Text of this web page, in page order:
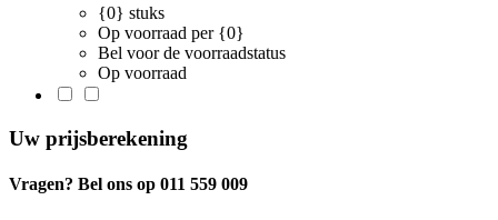
{0} stuks
Op voorraad per {0}
Bel voor de voorraadstatus
Op voorraad
Uw prijsberekening
Vragen? Bel ons op 011 559 009